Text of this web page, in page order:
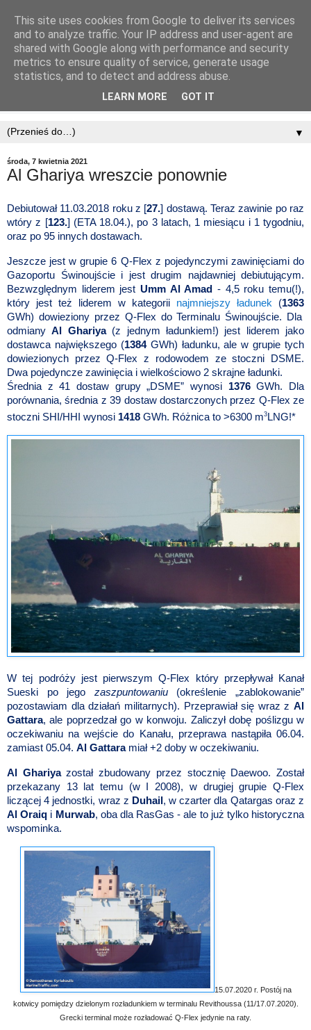
▼
środa, 7 kwietnia 2021
Al Ghariya wreszcie ponownie
Debiutował 11.03.2018 roku z [27.] dostawą. Teraz zawinie po raz
wtóry z [123.] (ETA 18.04.), po 3 latach, 1 miesiącu i 1 tygodniu,
oraz po 95 innych dostawach.
Jeszcze jest w grupie 6 Q-Flex z pojedynczymi zawinięciami do
Gazoportu Świnoujście i jest drugim najdawniej debiutującym.
Bezwzględnym liderem jest Umm Al Amad
- 4,5 roku temu(!),
który jest też liderem w kategorii najmniejszy ładunek (1363
GWh) dowieziony przez Q-Flex do Terminalu Świnoujście. Dla
odmianyAl Ghariya(z jednym ładunkiem!) jest liderem jako
dostawca największego (1384GWh) ładunku, ale w grupie tych
dowiezionych przez Q-Flex z rodowodem ze stoczni DSME.
Dwa pojedyncze zawinięcia i wielkościowo 2 skrajne ładunki.
Średnia z 41 dostaw grupy „DSME” wynosi 1376GWh. Dla
porównania, średnia z 39 dostaw dostarczonych przez Q-Flex ze
stoczni SHI/HHI wynosi 1418 GWh. Różnica to >6300 m3 LNG!*
W tej podróży jest pierwszym Q-Flex który przepływał Kanał
Sueski po jego zaszpuntowaniu(określenie „zablokowanie”
pozostawiam dla działań militarnych). Przeprawiał się wraz z Al
Gattara, ale poprzedzał go w konwoju. Zaliczył dobę poślizgu w
oczekiwaniu na wejście do Kanału, przeprawa nastąpiła 06.04.
zamiast 05.04. Al Gattaramiał +2 doby w oczekiwaniu.
Al Ghariyazostał zbudowany przez stocznię Daewoo. Został
przekazany 13 lat temu (w I 2008), w drugiej grupie Q-Flex
liczącej 4 jednostki, wraz z Duhail , w czarter dla Qatargas oraz z
Al Oraiq i Murwab, oba dla RasGas - ale to już tylko historyczna
wspominka.
15.07.2020 r. Postój na
kotwicy pomiędzy dzielonym rozładunkiem w terminalu Revithoussa (11/17.07.2020).
Grecki terminal może rozładować Q-Flex jedynie na raty.
This site uses cookies from Google to deliver its services
and to analyze traffic. Your IP address and user-agent are
shared with Google along with performance and security
metrics to ensure quality of service, generate usage
statistics, and to detect and address abuse.
LEARN MORE GOT IT